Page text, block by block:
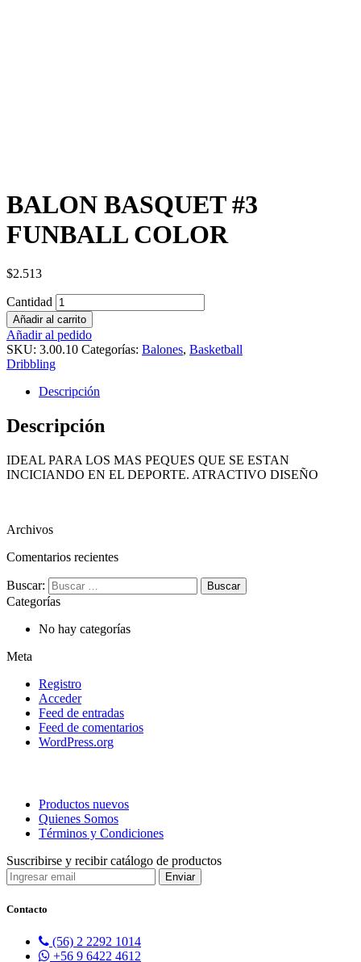
BALON BASQUET #3
FUNBALL COLOR
$2.513
Cantidad
Añadir al carrito
Añadir al pedido
SKU: 3.00.10 Categorías: Balones, Basketball
Dribbling
Descripción
Descripción
IDEAL PARA LOS MAS PEQUES QUE SE ESTAN
INCICIANDO EN EL DEPORTE. ATRACTIVO DISEÑO
Archivos
Comentarios recientes
Buscar:
Categorías
No hay categorías
Meta
Registro
Acceder
Feed de entradas
Feed de comentarios
WordPress.org
Productos nuevos
Quienes Somos
Términos y Condiciones
Suscribirse y recibir catálogo de productos
Contacto
(56) 2 2292 1014
+56 9 6422 4612